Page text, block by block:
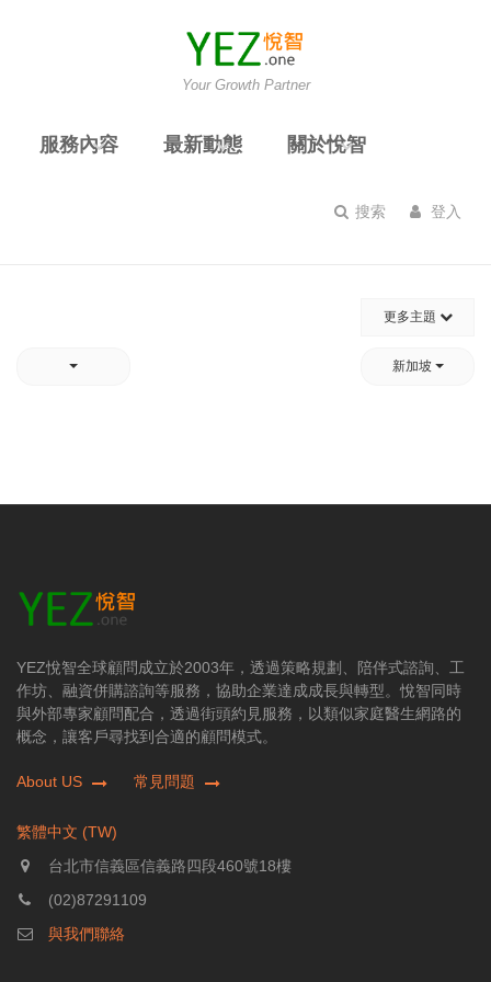
Your Growth Partner
服務內容 最新動態 關於悅智
搜索 登入
更多主題
新加坡
YEZ悅智全球顧問成立於2003年，透過策略規劃、陪伴式諮詢、工
作坊、融資併購諮詢等服務，協助企業達成成長與轉型。悅智同時
與外部專家顧問配合，透過街頭約見服務，以類似家庭醫生網路的
概念，讓客戶尋找到合適的顧問模式。
About US 常見問題
繁體中文 (TW)
台北市信義區信義路四段460號18樓
(02)87291109
與我們聯絡